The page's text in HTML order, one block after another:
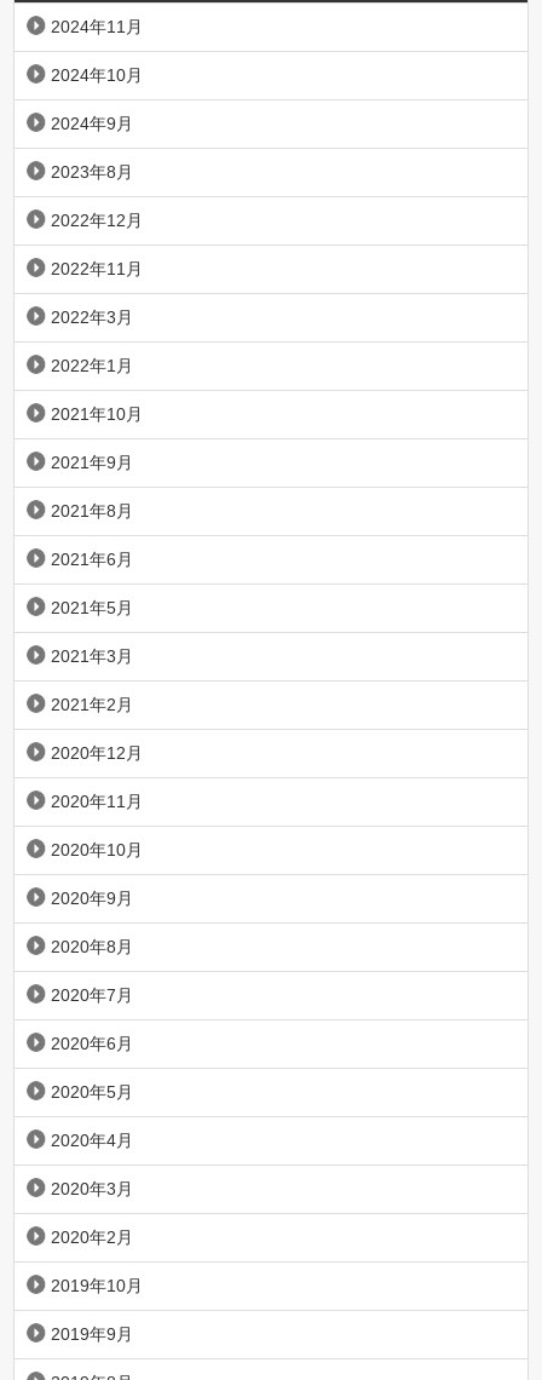
2024年11月
2024年10月
2024年9月
2023年8月
2022年12月
2022年11月
2022年3月
2022年1月
2021年10月
2021年9月
2021年8月
2021年6月
2021年5月
2021年3月
2021年2月
2020年12月
2020年11月
2020年10月
2020年9月
2020年8月
2020年7月
2020年6月
2020年5月
2020年4月
2020年3月
2020年2月
2019年10月
2019年9月